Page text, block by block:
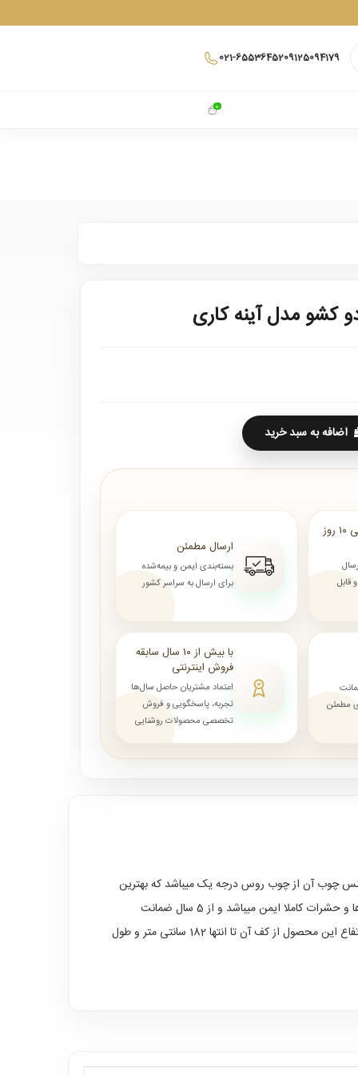
021-6553645209125094179
0
کشو مدل آینه کاری
اضافه به سبد خرید
ارسال از ۷ روز الی ۱۰ روز
ارسال مطمئن
بسته‌بندی ایمن و بیمه‌شده
برای ارسال به سراسر کشور
مطمئن
با بیش از ۱۰ سال سابقه
فروش اینترنتی
اعتماد مشتریان حاصل سال‌ها
تجربه، پاسخگویی و فروش
تخصصی محصولات روشنایی
جنس چوب آن از چوب روس درجه یک میباشد که بهترین
نوع چوب در تولید محصولات چوبی است و در همه نوع شرایط آب و هوایی قابل استفاده بوده و در مقابل نفوذ عوامل طبیعی همچون قارچ ها و حشرات کاملا ایمن میباشد و از 5 سال ضمانت
برخوردار است.در بعضی از قسمت های کشو برای استحکام و دوام بیشتر محصول از ام دی اف روکش چوب بلوط نیز استفاده شده است.ارتفاع این محصول از کف آن تا انتها 182 سانتی متر و طول